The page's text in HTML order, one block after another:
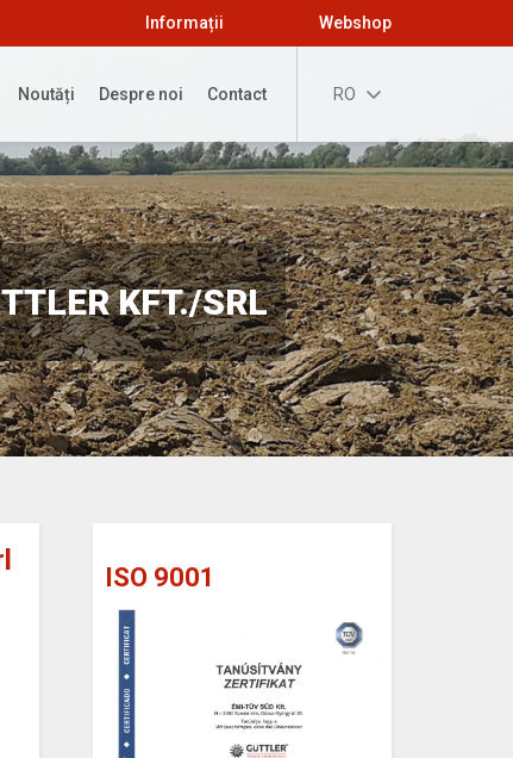
Informații Webshop
RO
Noutăți Despre noi Contact
KFT./SRL
ISO 9001